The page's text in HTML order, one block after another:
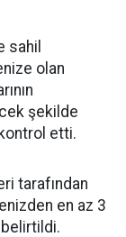
sahil
olan
şekilde
etti.
tarafından
en az 3